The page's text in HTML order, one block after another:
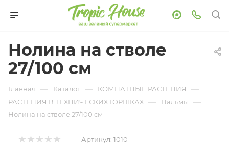
Нолина на стволе
27/100 см
Главная — Каталог — КОМНАТНЫЕ РАСТЕНИЯ —
РАСТЕНИЯ В ТЕХНИЧЕСКИХ ГОРШКАХ — Пальмы —
Нолина на стволе 27/100 см
Артикул: 1010